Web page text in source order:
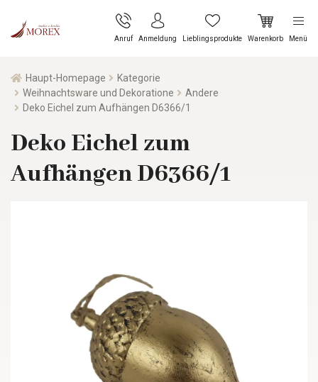
Anruf Anmeldung Lieblingsprodukte Warenkorb Menü
Haupt-Homepage
Kategorie
Weihnachtsware und Dekoratione
Andere
Deko Eichel zum Aufhängen D6366/1
Deko Eichel zum
Aufhängen D6366/1